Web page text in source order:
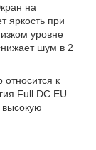
на
яркость при
уровне
шум в 2
к
Full DC EU
высокую